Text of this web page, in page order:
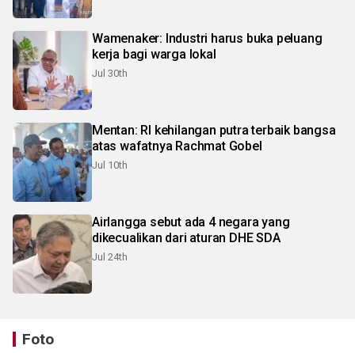
Wamenaker: Industri harus buka peluang
kerja bagi warga lokal
Jul 30th
Mentan: RI kehilangan putra terbaik bangsa
atas wafatnya Rachmat Gobel
Jul 10th
Airlangga sebut ada 4 negara yang
dikecualikan dari aturan DHE SDA
Jul 24th
Foto